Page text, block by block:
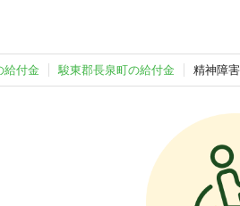
給付金 駿東郡長泉町の給付金 精神障